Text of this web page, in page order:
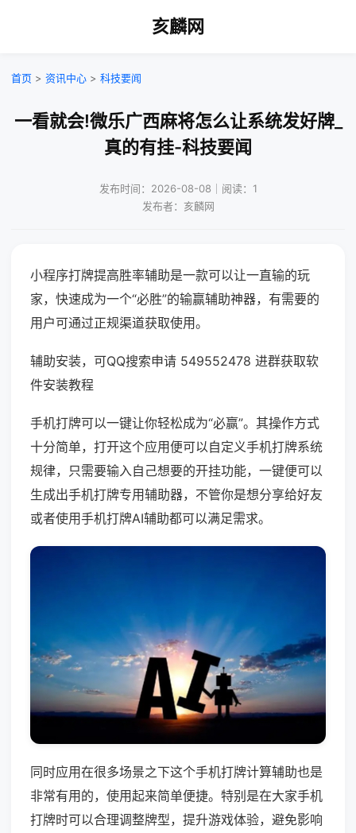
亥麟网
首页 > 资讯中心 > 科技要闻
一看就会!微乐广西麻将怎么让系统发好牌_
真的有挂-科技要闻
发布时间：2026-08-08｜阅读：1
发布者：亥麟网
小程序打牌提高胜率辅助是一款可以让一直输的玩
家，快速成为一个“必胜”的输赢辅助神器，有需要的
用户可通过正规渠道获取使用。
辅助安装，可QQ搜索申请 549552478 进群获取软
件安装教程
手机打牌可以一键让你轻松成为“必赢”。其操作方式
十分简单，打开这个应用便可以自定义手机打牌系统
规律，只需要输入自己想要的开挂功能，一键便可以
生成出手机打牌专用辅助器，不管你是想分享给好友
或者使用手机打牌AI辅助都可以满足需求。
同时应用在很多场景之下这个手机打牌计算辅助也是
非常有用的，使用起来简单便捷。特别是在大家手机
打牌时可以合理调整牌型，提升游戏体验，避免影响